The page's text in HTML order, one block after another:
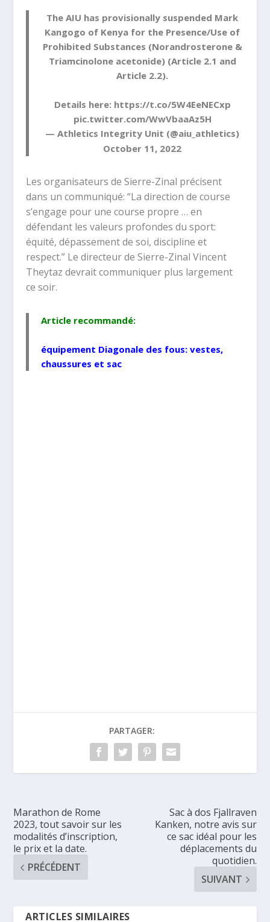
The AIU has provisionally suspended Mark
Kangogo of Kenya for the Presence/Use of
Prohibited Substances (Norandrosterone &
Triamcinolone acetonide) (Article 2.1 and
Article 2.2).
Details here: https://t.co/5W4EeNECxp
pic.twitter.com/WwVbaaAz5H
— Athletics Integrity Unit (@aiu_athletics)
October 11, 2022
Les organisateurs de Sierre-Zinal précisent
dans un communiqué: “La direction de course
s’engage pour une course propre … en
défendant les valeurs profondes du sport:
équité, dépassement de soi, discipline et
respect.” Le directeur de Sierre-Zinal Vincent
Theytaz devrait communiquer plus largement
ce soir.
Article recommandé:
équipement Diagonale des fous: vestes,
chaussures et sac
PARTAGER:
Marathon de Rome
2023, tout savoir sur les
modalités d’inscription,
le prix et la date.
PRÉCÉDENT
Sac à dos Fjallraven
Kanken, notre avis sur
ce sac idéal pour les
déplacements du
quotidien.
SUIVANT
ARTICLES SIMILAIRES